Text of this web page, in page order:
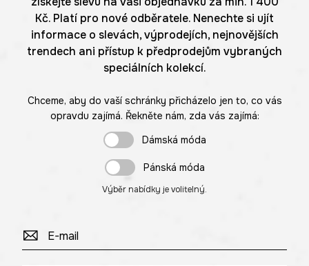
Kč. Platí pro nové odběratele. Nenechte si ujít
informace o slevách, výprodejích, nejnovějších
trendech ani přístup k předprodejům vybraných
speciálních kolekcí.
Chceme, aby do vaší schránky přicházelo jen to, co vás
opravdu zajímá. Řekněte nám, zda vás zajímá:
Dámská móda
Pánská móda
Výběr nabídky je volitelný.